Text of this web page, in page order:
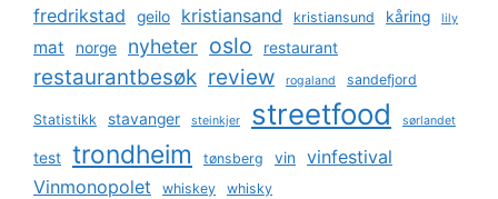
fredrikstad geilo kristiansand kristiansund kåring lily
mat norge nyheter oslo restaurant
restaurantbesøk review rogaland sandefjord
Statistikk stavanger steinkjer streetfood sørlandet
test trondheim tønsberg vin
vinfestival
Vinmonopolet
whiskey whisky